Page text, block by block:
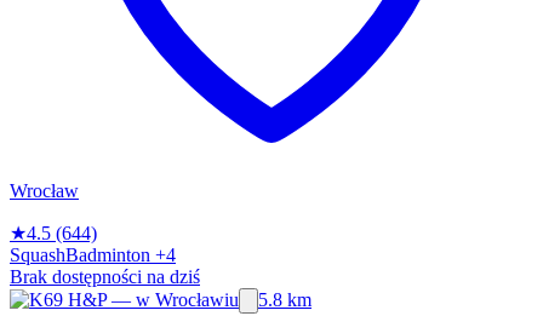
Wrocław
★4.5 (644)
SquashBadminton +4
Brak dostępności na dziś
5.8 km